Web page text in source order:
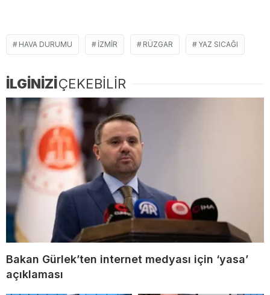
HAVA DURUMU IZMIR RÜZGAR YAZ SICAĞI
İLGİNİZİÇEKEBİLİR
Bakan Gürlek’ten internet medyası için ‘yasa’
açıklaması